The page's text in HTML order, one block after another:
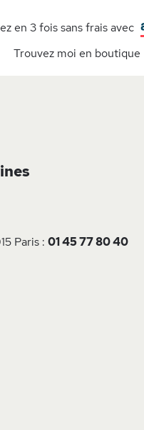
en 3 fois sans frais avec
Trouvez moi en boutique
Paris : 01 45 77 80 40